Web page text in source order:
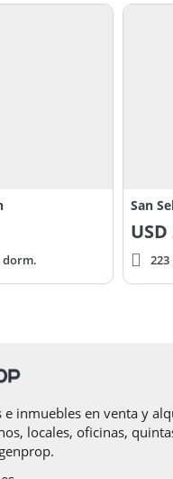
dorm.
San
USD
223
inmuebles en venta y
locales, oficinas,